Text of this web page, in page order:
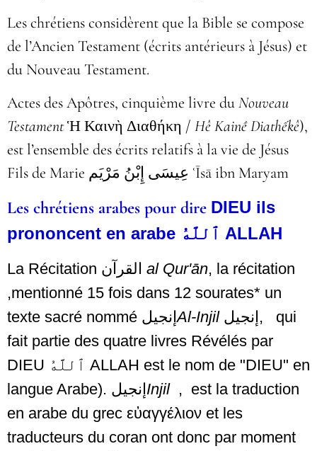
Les chrétiens considèrent que la Bible se compose
de l’Ancien Testament (écrits antérieurs à Jésus) et
du Nouveau Testament.
Actes des Apôtres, cinquième livre duNouveau
TestamentἩ Καινὴ Διαθήκη / Hê Kainề Diathếkê),
est l’ensemble des écrits relatifs à la vie de Jésus
Fils de Marie عِيسَى إِبْنُ مَرْيَم ʿĪsā ibn Maryam
Les chrétiens arabes pour dire DIEU ils
prononcent en arabe ٱللَّهُ ALLAH
La Récitation القرآن al Qur'ān, la récitation
,mentionné 15 fois dans 12 sourates* un
texte sacré nommé إنجيلAl-Injil إنجيل, qui
fait partie des quatre livres Révélés par
DIEU ٱللَّهُ ALLAH est le nom de "DIEU" en
langue Arabe). إنجيلInjil, est la traduction
en arabe du grec εὐαγγέλιον et les
traducteurs du coran ont donc par moment